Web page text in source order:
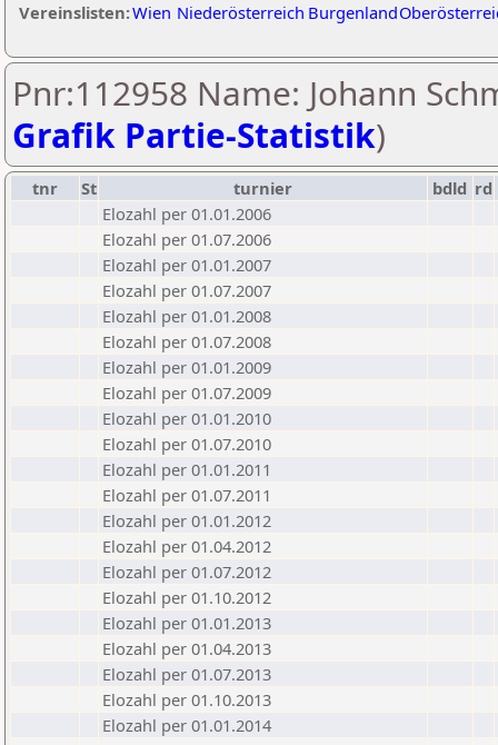
Vereinslisten:Wien Niederösterreich Burgenland
Pnr:112958 Name: Johann
Grafik Partie-Statistik)
tnr St turnier bdld rd
Elozahl per 01.01.2006
Elozahl per 01.07.2006
Elozahl per 01.01.2007
Elozahl per 01.07.2007
Elozahl per 01.01.2008
Elozahl per 01.07.2008
Elozahl per 01.01.2009
Elozahl per 01.07.2009
Elozahl per 01.01.2010
Elozahl per 01.07.2010
Elozahl per 01.01.2011
Elozahl per 01.07.2011
Elozahl per 01.01.2012
Elozahl per 01.04.2012
Elozahl per 01.07.2012
Elozahl per 01.10.2012
Elozahl per 01.01.2013
Elozahl per 01.04.2013
Elozahl per 01.07.2013
Elozahl per 01.10.2013
Elozahl per 01.01.2014